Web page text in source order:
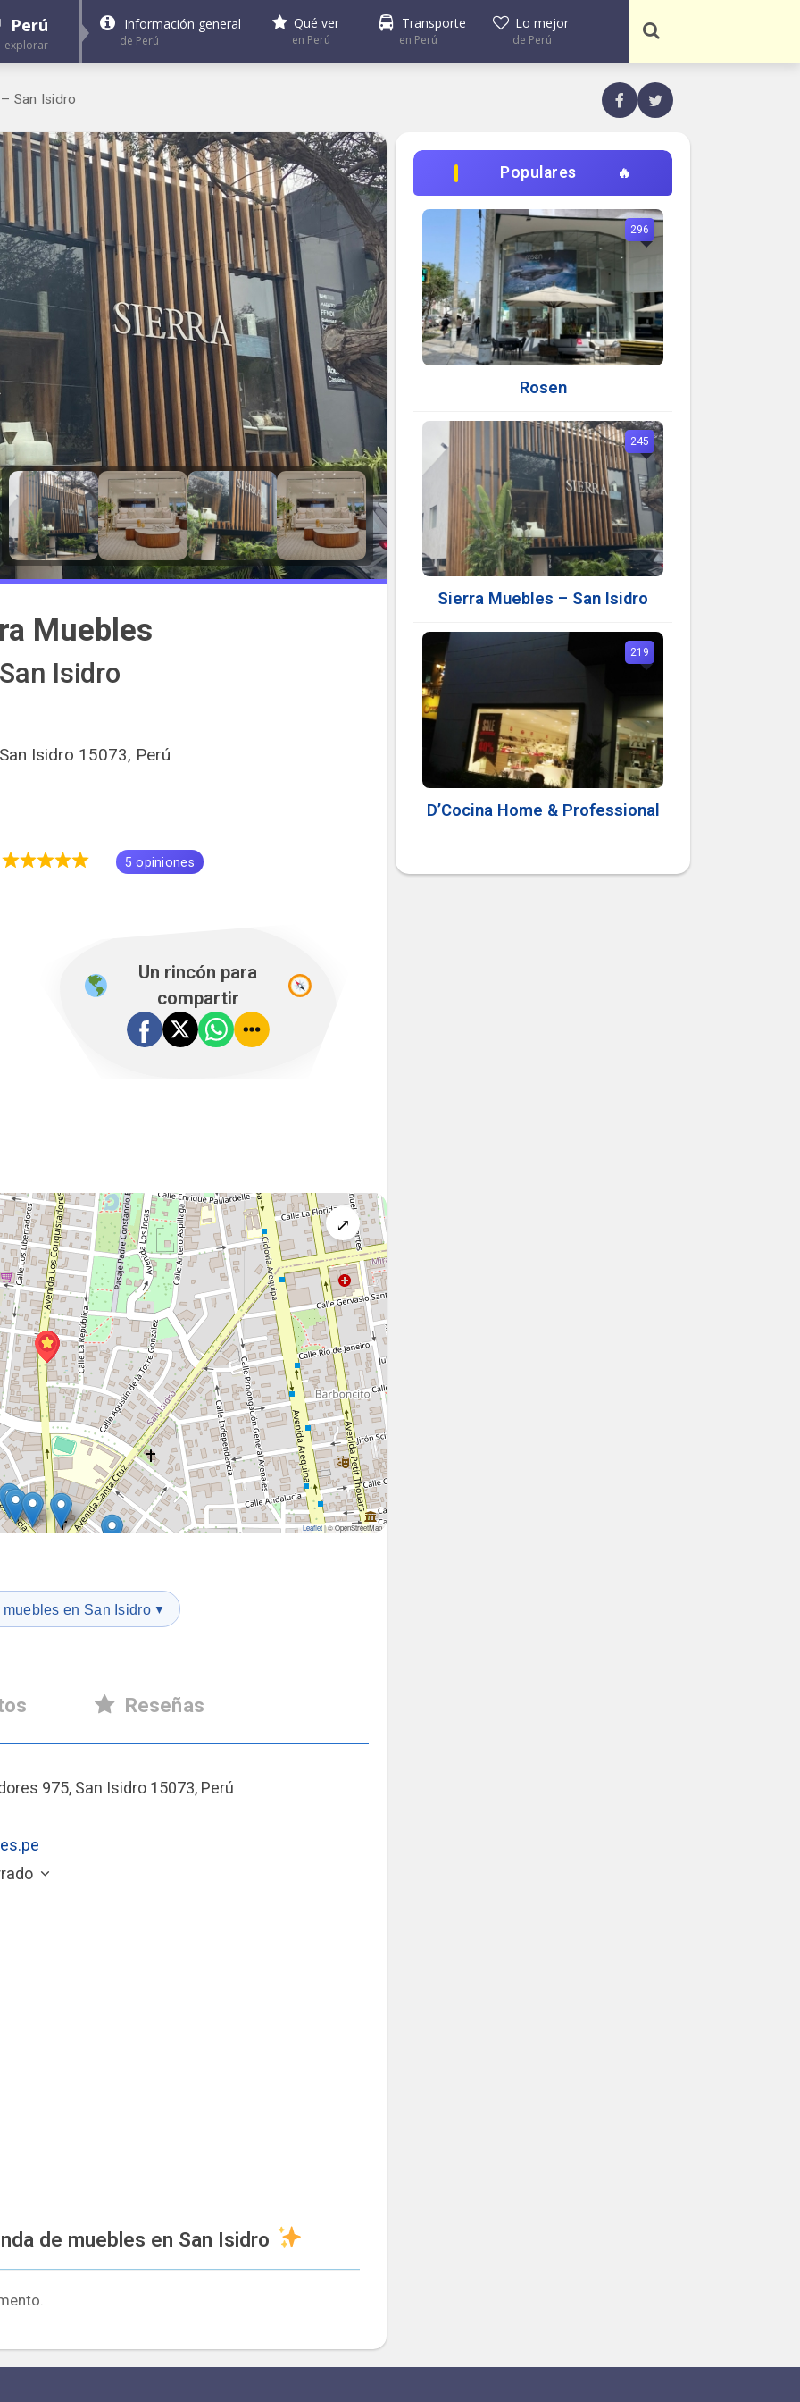
Perú
explorar
Información general
de Perú
Qué ver
en Perú
Transporte
en Perú
Lo mejor
de Perú
San Isidro
Muebles
Isidro
Isidro 15073, Perú
5 opiniones
Un rincón para
compartir
⤢
Leaflet|© OpenStreetMap
en San Isidro ▼
Reseñas
975, San Isidro 15073, Perú
de muebles en San Isidro
Populares
Rosen
296
Sierra Muebles – San Isidro
245
D’Cocina Home & Professional
219